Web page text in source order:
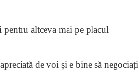
pentru altceva mai pe placul
de voi și e bine să negociați